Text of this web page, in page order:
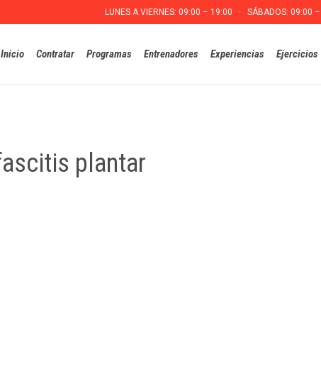
LUNES A VIERNES: 09:00 – 19:00 · SÁBADOS: 09:00
Inicio Contratar Programas Entrenadores Experiencias Ejercicios
plantar